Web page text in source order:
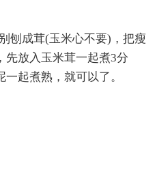
成茸(玉米心不要)，把瘦
先放入玉米茸一起煮3分
起煮熟，就可以了。